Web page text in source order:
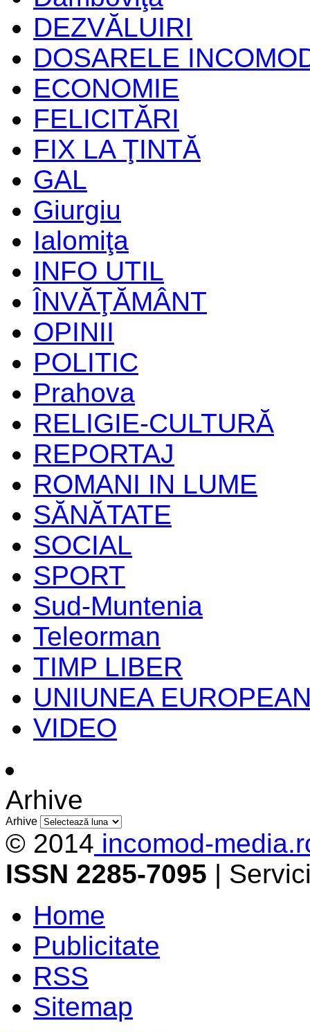
DEZVĂLUIRI
DOSARELE
ECONOMIE
FELICITĂRI
FIX LA ŢINTĂ
GAL
Giurgiu
Ialomiţa
INFO UTIL
ÎNVĂŢĂMÂNT
OPINII
POLITIC
Prahova
RELIGIE-CULTURĂ
REPORTAJ
ROMANI IN LUME
SĂNĂTATE
SOCIAL
SPORT
Sud-Muntenia
Teleorman
TIMP LIBER
UNIUNEA
VIDEO
Arhive
Arhive
© 2014 incomod-
ISSN 2285-7095 |
Home
Publicitate
RSS
Sitemap